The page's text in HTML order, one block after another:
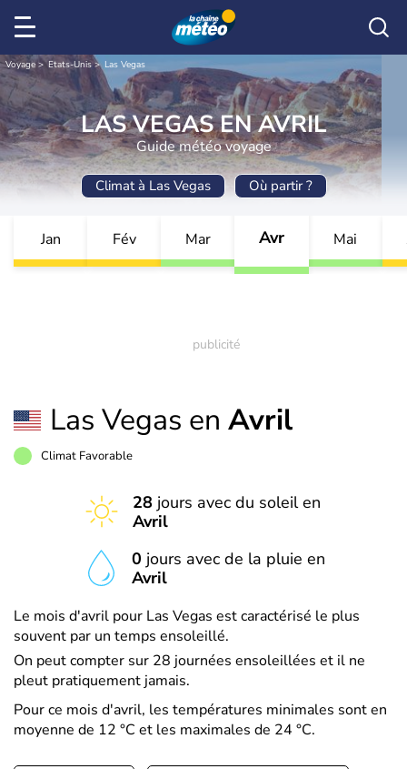
Voyage Etats-Unis Las Vegas
LAS VEGAS EN AVRIL
Guide météo voyage
Climat à Las Vegas Où partir ?
Jan Fév Mar Avr Mai
Las Vegas en Avril
Climat Favorable
28 jours avec du soleil en
Avril
0 jours avec de la pluie en
Avril
Le mois d'avril pour Las Vegas est caractérisé le plus
souvent par un temps ensoleillé.
On peut compter sur 28 journées ensoleillées et il ne
pleut pratiquement jamais.
Pour ce mois d'avril, les températures minimales sont en
moyenne de 12 °C et les maximales de 24 °C.